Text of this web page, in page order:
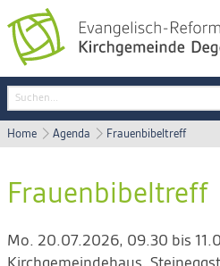
Home Agenda Frauenbibeltreff
Frauenbibeltreff
Mo. 20.07.2026, 09.30 bis